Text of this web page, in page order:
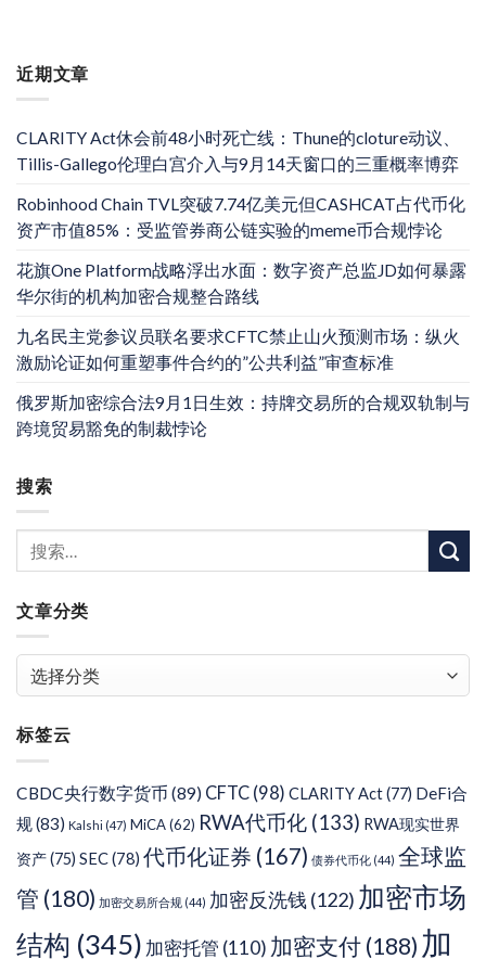
近期文章
CLARITY Act休会前48小时死亡线：Thune的cloture动议、
Tillis-Gallego伦理白宫介入与9月14天窗口的三重概率博弈
Robinhood Chain TVL突破7.74亿美元但CASHCAT占代币化
资产市值85%：受监管券商公链实验的meme币合规悖论
花旗One Platform战略浮出水面：数字资产总监JD如何暴露
华尔街的机构加密合规整合路线
九名民主党参议员联名要求CFTC禁止山火预测市场：纵火
激励论证如何重塑事件合约的”公共利益”审查标准
俄罗斯加密综合法9月1日生效：持牌交易所的合规双轨制与
跨境贸易豁免的制裁悖论
搜索
文章分类
类
标签云
CBDC央行数字货币 (89) CFTC (98) CLARITY Act(77) DeFi合
规(83) Kalshi (47) MiCA(62) RWA代币化 (133) RWA现实世界
资产(75) SEC(78) 代币化证券 (167) 债券代币化 (44) 全球监
管 (180) 加密交易所合规 (44) 加密反洗钱 (122) 加密市场
结构 (345) 加密托管 (110) 加密支付 (188) 加